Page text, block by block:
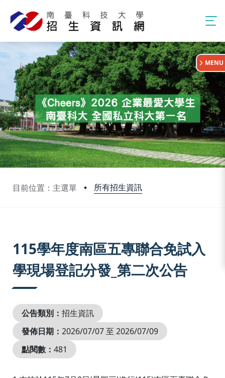
目前位置：主選單 所有招生資訊
:::
MENU
115學年度南區五專聯合免試入
學現場登記分發_第二次公告
公告類別： 招生資訊
發佈日期： 2026/07/07 至 2026/07/09
點閱數： 481